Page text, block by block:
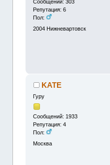
Сообщений: 303
Репутация: 6
Пол:
2004 Нижневартовск
KATE
Гуру
Сообщений: 1933
Репутация: 4
Пол:
Москва